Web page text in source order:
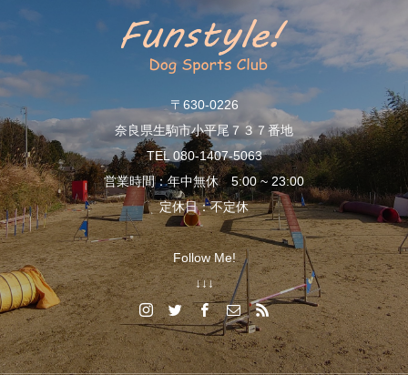
〒630-0226
奈良県生駒市小平尾７３７番地
TEL 080-1407-5063
営業時間：年中無休 5:00 ~ 23:00
定休日：不定休
Follow Me!
↓↓↓